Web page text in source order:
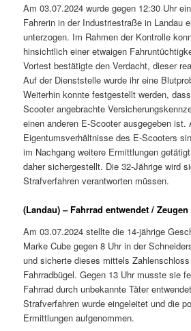
Am 03.07.2024 wurde gegen 12:30 Uhr
Fahrerin in der Industriestraße in Landau
unterzogen. Im Rahmen der Kontrolle
hinsichtlich einer etwaigen
Vortest bestätigte den Verdacht, dieser
Auf der Dienststelle wurde ihr eine
Weiterhin konnte festgestellt werden,
Scooter angebrachte
einen anderen E-Scooter ausgegeben ist.
Eigentumsverhältnisse des E-Scooters
im Nachgang weitere Ermittlungen
daher sichergestellt. Die 32-Jährige wird
Strafverfahren verantworten müssen.
(Landau) – Fahrrad entwendet /
Am 03.07.2024 stellte die 14-jährige
Marke Cube gegen 8 Uhr in der
und sicherte dieses mittels
Fahrradbügel. Gegen 13 Uhr musste sie
Fahrrad durch unbekannte Täter
Strafverfahren wurde eingeleitet und die
Ermittlungen aufgenommen.